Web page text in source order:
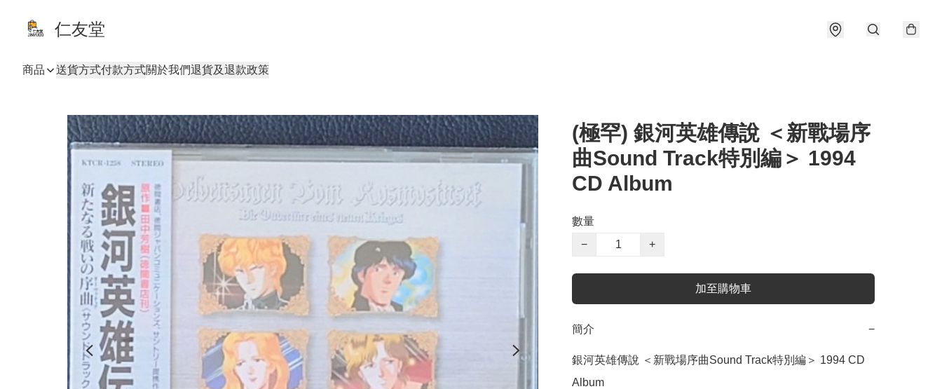
仁友堂
商品 送貨方式付款方式關於我們退貨及退款政策
(極罕) 銀河英雄傳說 ＜新戰場序
曲Sound Track特別編＞ 1994
CD Album
數量
−
+
加至購物車
簡介 −
銀河英雄傳說 ＜新戰場序曲Sound Track特別編＞ 1994 CD
Album